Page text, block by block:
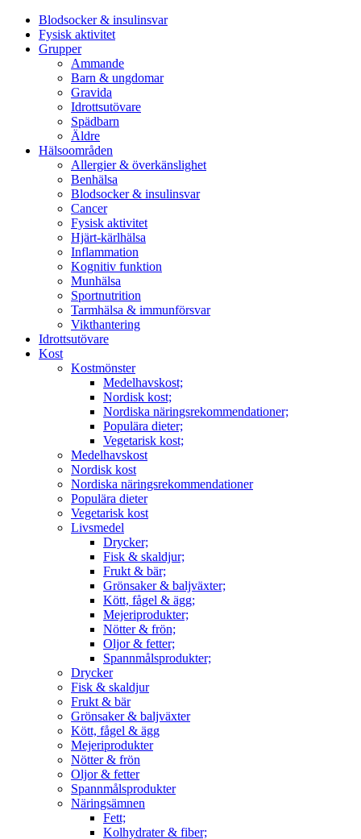
Blodsocker & insulinsvar
Fysisk aktivitet
Grupper
Ammande
Barn & ungdomar
Gravida
Idrottsutövare
Spädbarn
Äldre
Hälsoområden
Allergier & överkänslighet
Benhälsa
Blodsocker & insulinsvar
Cancer
Fysisk aktivitet
Hjärt-kärlhälsa
Inflammation
Kognitiv funktion
Munhälsa
Sportnutrition
Tarmhälsa & immunförsvar
Vikthantering
Idrottsutövare
Kost
Kostmönster
Medelhavskost;
Nordisk kost;
Nordiska näringsrekommendationer;
Populära dieter;
Vegetarisk kost;
Medelhavskost
Nordisk kost
Nordiska näringsrekommendationer
Populära dieter
Vegetarisk kost
Livsmedel
Drycker;
Fisk & skaldjur;
Frukt & bär;
Grönsaker & baljväxter;
Kött, fågel & ägg;
Mejeriprodukter;
Nötter & frön;
Oljor & fetter;
Spannmålsprodukter;
Drycker
Fisk & skaldjur
Frukt & bär
Grönsaker & baljväxter
Kött, fågel & ägg
Mejeriprodukter
Nötter & frön
Oljor & fetter
Spannmålsprodukter
Näringsämnen
Fett;
Kolhydrater & fiber;